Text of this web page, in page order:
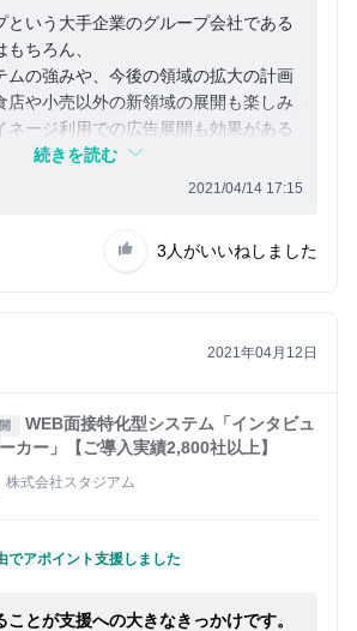
という大手企業のグループ会社である
ちろん、
ムの強みや、今後の領域の拡大の計画
店や小売以外の新領域の展開も楽しみ
ネージ利用での広告展開も効果がある
続きを読む
2021/04/14 17:15
3人がいいねしました
2021年04月12日
WEB面接特化型システム「インタビュ
カー」【ご導入実績2,800社以上】
株式会社スタジアム
でアポイント支援しました
ことが支援への大きなきっかけです。